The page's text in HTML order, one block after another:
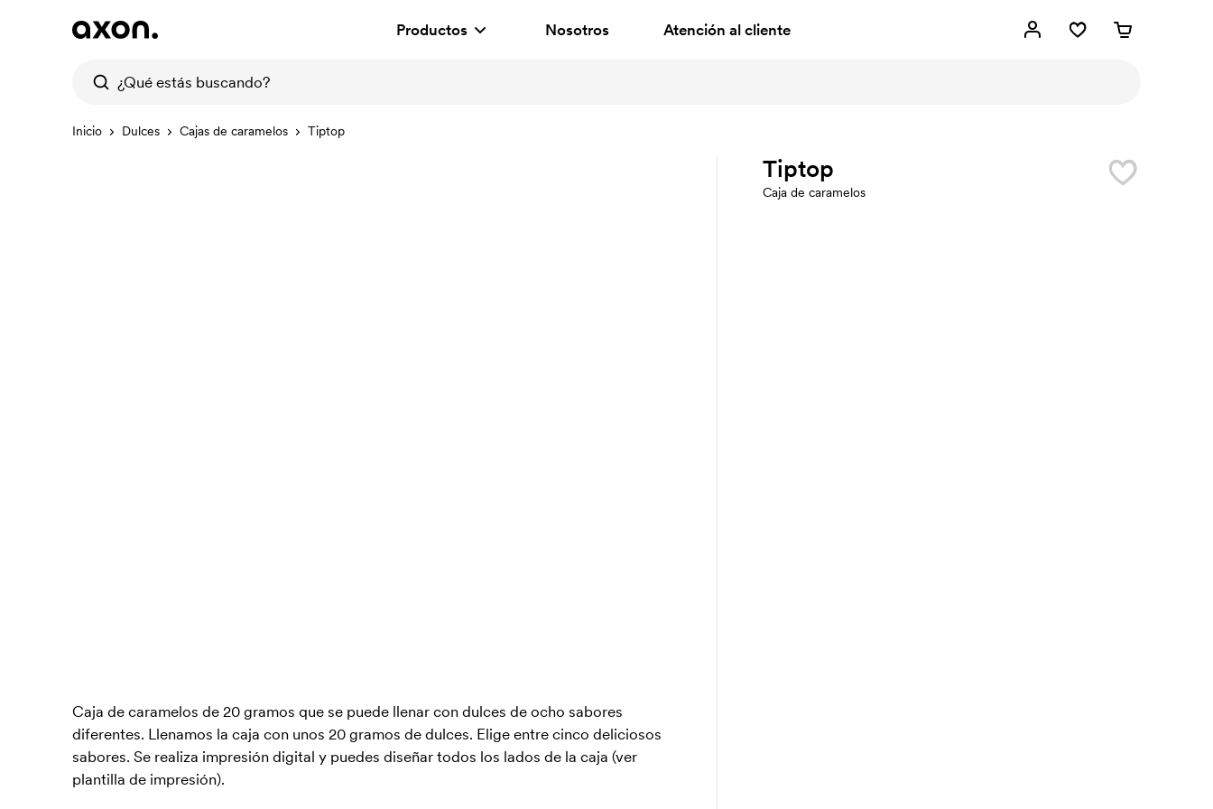
Productos Nosotros Atención al cliente
Inicio Dulces Cajas de caramelos Tiptop
Tiptop
Caja de caramelos
Caja de caramelos de 20 gramos que se puede llenar con dulces de ocho sabores
diferentes. Llenamos la caja con unos 20 gramos de dulces. Elige entre cinco deliciosos
sabores. Se realiza impresión digital y puedes diseñar todos los lados de la caja (ver
plantilla de impresión).